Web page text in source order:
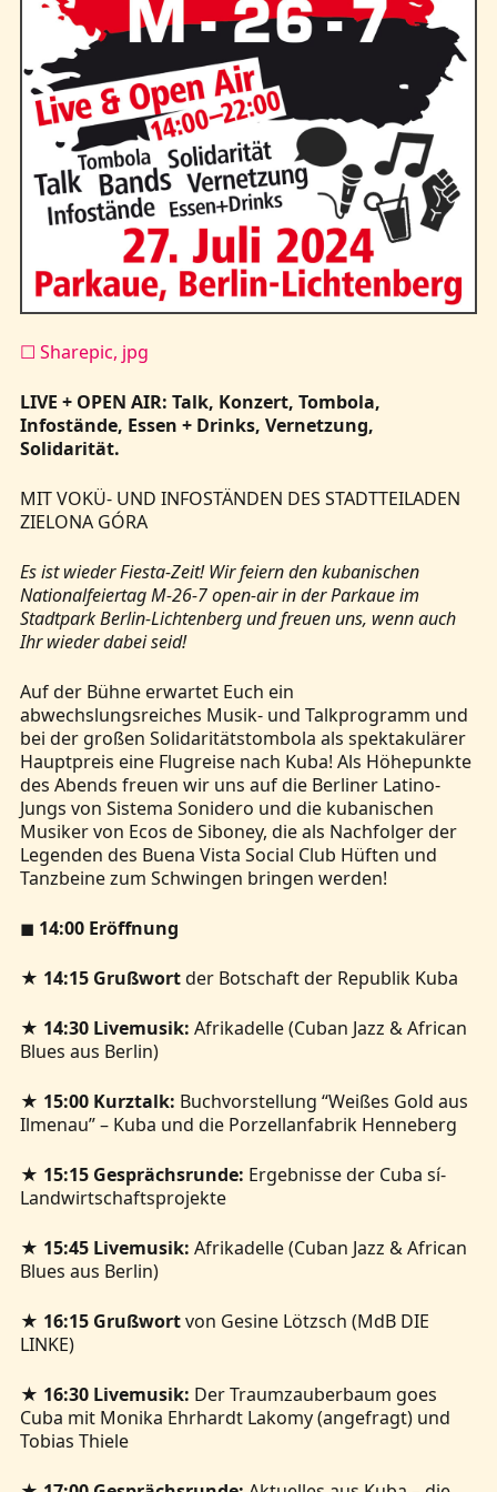
☐ Sharepic, jpg
LIVE + OPEN AIR: Talk, Konzert, Tombola,
Infostände, Essen + Drinks, Vernetzung,
Solidarität.
MIT VOKÜ- UND INFOSTÄNDEN DES STADTTEILADEN
ZIELONA GÓRA
Es ist wieder Fiesta-Zeit! Wir feiern den kubanischen
Nationalfeiertag M-26-7 open-air in der Parkaue im
Stadtpark Berlin-Lichtenberg und freuen uns, wenn auch
Ihr wieder dabei seid!
Auf der Bühne erwartet Euch ein
abwechslungsreiches Musik- und Talkprogramm und
bei der großen Solidaritätstombola als spektakulärer
Hauptpreis eine Flugreise nach Kuba! Als Höhepunkte
des Abends freuen wir uns auf die Berliner Latino-
Jungs von Sistema Sonidero und die kubanischen
Musiker von Ecos de Siboney, die als Nachfolger der
Legenden des Buena Vista Social Club Hüften und
Tanzbeine zum Schwingen bringen werden!
◼ 14:00 Eröffnung
★ 14:15 Grußwortder Botschaft der Republik Kuba
★ 14:30 Livemusik: Afrikadelle (Cuban Jazz & African
Blues aus Berlin)
★ 15:00 Kurztalk: Buchvorstellung “Weißes Gold aus
Ilmenau” – Kuba und die Porzellanfabrik Henneberg
★ 15:15 Gesprächsrunde: Ergebnisse der Cuba sí-
Landwirtschaftsprojekte
★ 15:45 Livemusik: Afrikadelle (Cuban Jazz & African
Blues aus Berlin)
★ 16:15 Grußwortvon Gesine Lötzsch (MdB DIE
LINKE)
★ 16:30 Livemusik: Der Traumzauberbaum goes
Cuba mit Monika Ehrhardt Lakomy (angefragt) und
Tobias Thiele